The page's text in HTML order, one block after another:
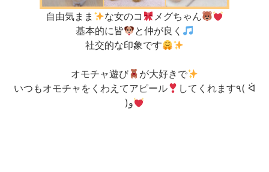
自由気まま な女のコ
メグちゃん
基本的に皆
と仲が良く
社交的な印象です
オモチャ遊び
が大好きで
いつもオモチャをくわえてアピール
してくれます٩( ᐛ
)و